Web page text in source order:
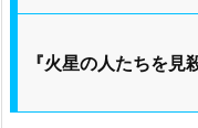
『火星の人たちを